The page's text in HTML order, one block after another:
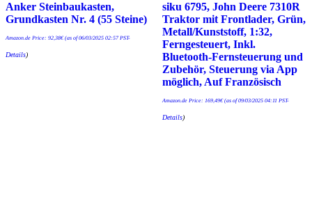
Anker Steinbaukasten,
Grundkasten Nr. 4 (55 Steine)
Amazon.de Price: 92,38€(as of 06/03/2025 02:57 PST-
Details)
siku 6795, John Deere 7310R
Traktor mit Frontlader, Grün,
Metall/Kunststoff, 1:32,
Ferngesteuert, Inkl.
Bluetooth-Fernsteuerung und
Zubehör, Steuerung via App
möglich, Auf ‎Französisch
Amazon.de Price: 169,49€(as of 09/03/2025 04:11 PST-
Details)